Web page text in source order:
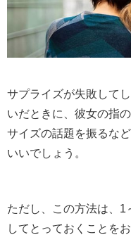
サプライズが失敗して
いだときに、彼女の指
サイズの話題を振るな
いいでしょう。
ただし、この方法は、1
してとっておくことを